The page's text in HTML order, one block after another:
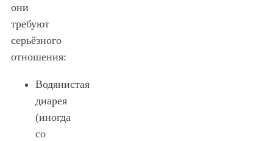
они
требуют
серьёзного
отношения:
Водянистая
диарея
(иногда
со